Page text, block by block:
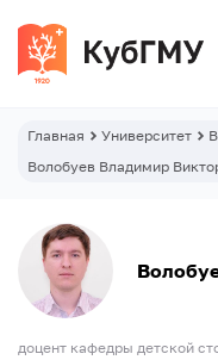
Главная Университет
Волобуев Владимир
доцент кафедры детской